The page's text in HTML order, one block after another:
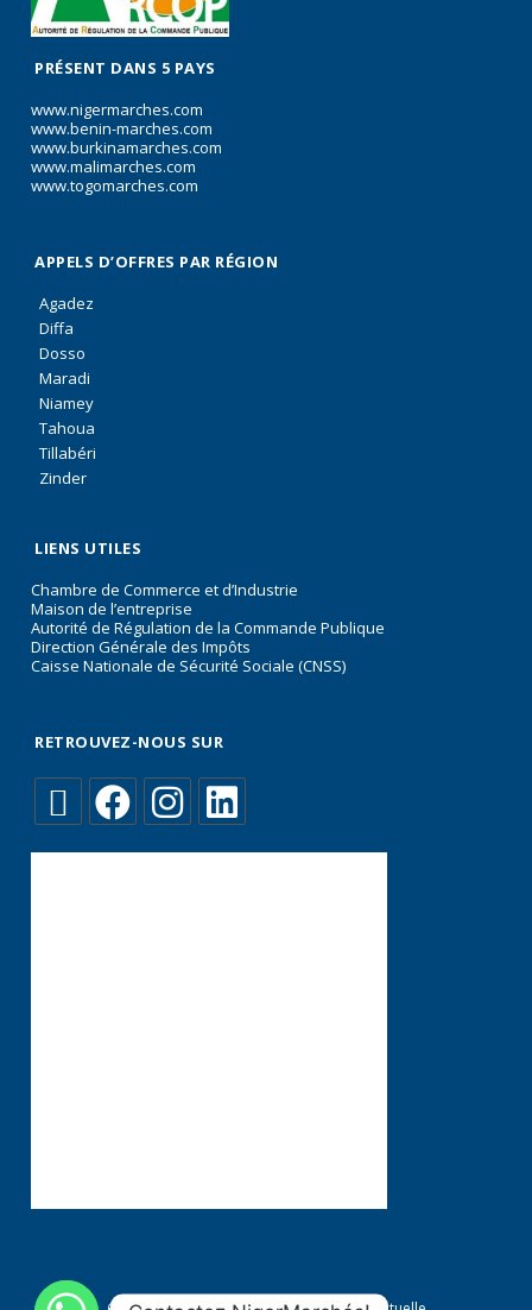
PRÉSENT DANS 5 PAYS
www.nigermarches.com
www.benin-marches.com
www.burkinamarches.com
www.malimarches.com
www.togomarches.com
APPELS D’OFFRES PAR RÉGION
Agadez
Diffa
Dosso
Maradi
Niamey
Tahoua
Tillabéri
Zinder
LIENS UTILES
Chambre de Commerce et d’Industrie
Maison de l’entreprise
Autorité de Régulation de la Commande Publique
Direction Générale des Impôts
Caisse Nationale de Sécurité Sociale (CNSS)
RETROUVEZ-NOUS SUR